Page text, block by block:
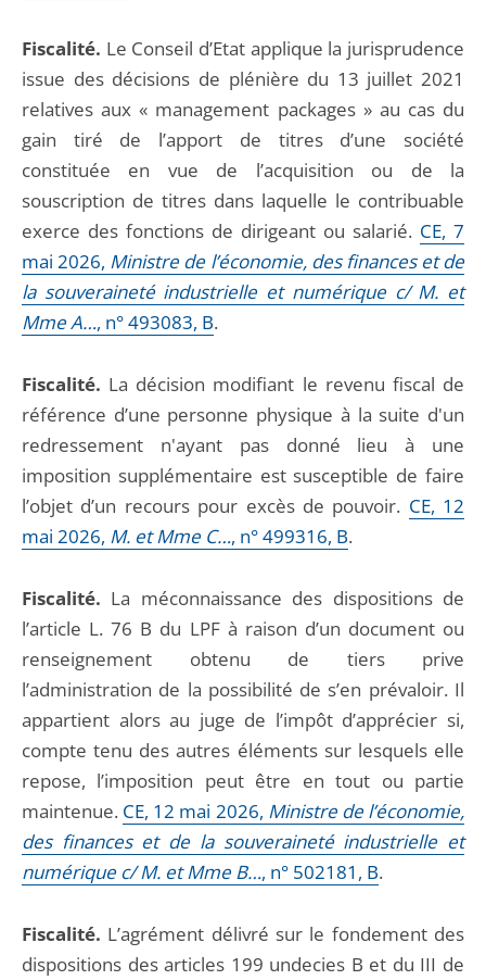
Fiscalité. Le Conseil d’Etat applique la jurisprudence
issue des décisions de plénière du 13 juillet 2021
relatives aux « management packages » au cas du
gain tiré de l’apport de titres d’une société
constituée en vue de l’acquisition ou de la
souscription de titres dans laquelle le contribuable
exerce des fonctions de dirigeant ou salarié. CE, 7
mai 2026, Ministre de l’économie, des finances et de
la souveraineté industrielle et numérique c/ M. et
Mme A…, n° 493083, B.
Fiscalité. La décision modifiant le revenu fiscal de
référence d’une personne physique à la suite d'un
redressement n'ayant pas donné lieu à une
imposition supplémentaire est susceptible de faire
l’objet d’un recours pour excès de pouvoir. CE, 12
mai 2026, M. et Mme C…, n° 499316, B.
Fiscalité. La méconnaissance des dispositions de
l’article L. 76 B du LPF à raison d’un document ou
renseignement obtenu de tiers prive
l’administration de la possibilité de s’en prévaloir. Il
appartient alors au juge de l’impôt d’apprécier si,
compte tenu des autres éléments sur lesquels elle
repose, l’imposition peut être en tout ou partie
maintenue. CE, 12 mai 2026, Ministre de l’économie,
des finances et de la souveraineté industrielle et
numérique c/ M. et Mme B…, n° 502181, B.
Fiscalité. L’agrément délivré sur le fondement des
dispositions des articles 199 undecies B et du III de